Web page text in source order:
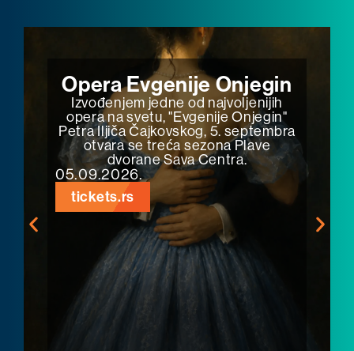
Jethro Tull
Jedno od najvažnijih imena svetske
progressive rock scene vraća se u
Beograd.
11.09.2026.
efinity.rs